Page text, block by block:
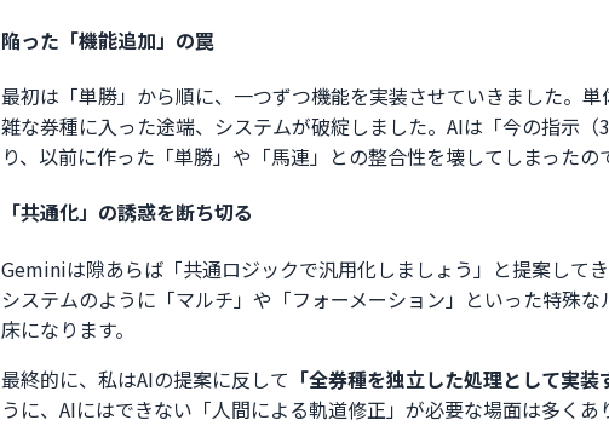
陥った「機能追加」の罠
最初は「単勝」から順に、一つずつ機能を実装させていきました。
雑な券種に入った途端、システムが破綻しました。AIは「今の指示
り、以前に作った「単勝」や「馬連」との整合性を壊してしまったの
「共通化」の誘惑を断ち切る
Geminiは隙あらば「共通ロジックで汎用化しましょう」と提案して
システムのように「マルチ」や「フォーメーション」といった特殊
床になります。
最終的に、私はAIの提案に反して 「全券種を独立した処理として実装
うに、AIにはできない「人間による軌道修正」が必要な場面は多くあ